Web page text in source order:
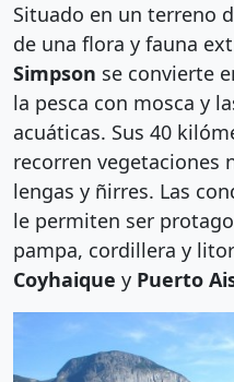
Situado en un terreno
de una flora y fauna
Simpson se convierte
la pesca con mosca y
acuáticas. Sus 40
recorren vegetaciones
lengas y ñirres. Las
le permiten ser
pampa, cordillera y
Coyhaique y Puerto